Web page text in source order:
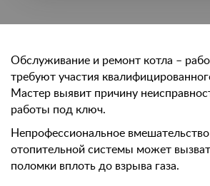
Обслуживание и ремонт котла –
требуют участия
Мастер выявит причину
работы под ключ.
Непрофессиональное
отопительной системы может
поломки вплоть до взрыва газа.